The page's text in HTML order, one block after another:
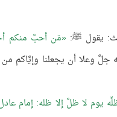
يقول ﷺ: مَن أحبَّ منكم
جلَّ وعلا أن يجعلنا وإيَّاكم
يوم لا ظلَّ إلا ظله: إمام